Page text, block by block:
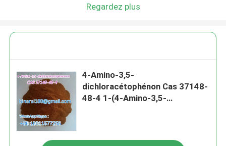
Regardez plus
4-Amino-3,5-
dichloracétophénon Cas 37148-
48-4 1-(4-Amino-3,5-